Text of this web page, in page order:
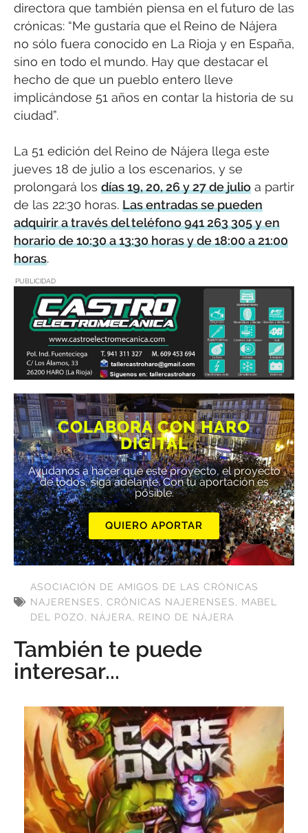
directora que también piensa en el futuro de las
crónicas: “Me gustaría que el Reino de Nájera
no sólo fuera conocido en La Rioja y en España,
sino en todo el mundo. Hay que destacar el
hecho de que un pueblo entero lleve
implicándose 51 años en contar la historia de su
ciudad”.
La 51 edición del Reino de Nájera llega este
jueves 18 de julio a los escenarios, y se
prolongará los días 19, 20, 26 y 27 de julio a partir
de las 22:30 horas. Las entradas se pueden
adquirir a través del teléfono 941 263 305 y en
horario de 10:30 a 13:30 horas y de 18:00 a 21:00
horas.
PUBLICIDAD
COLABORA CON HARO
DIGITAL
Ayúdanos a hacer que este proyecto, el proyecto
de todos, siga adelante. Con tu aportación es
posible.
QUIERO APORTAR
ASOCIACIÓN DE AMIGOS DE LAS CRÓNICAS
NAJERENSES, CRÓNICAS NAJERENSES, MABEL
DEL POZO, NÁJERA, REINO DE NÁJERA
También te puede
interesar...